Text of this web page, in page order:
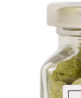
페이코 라